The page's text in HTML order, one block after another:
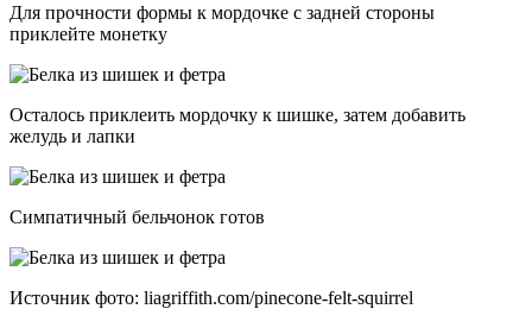
Для прочности формы к мордочке с задней стороны
приклейте монетку
Осталось приклеить мордочку к шишке, затем добавить
желудь и лапки
Симпатичный бельчонок готов
Источник фото: liagriffith.com/pinecone-felt-squirrel